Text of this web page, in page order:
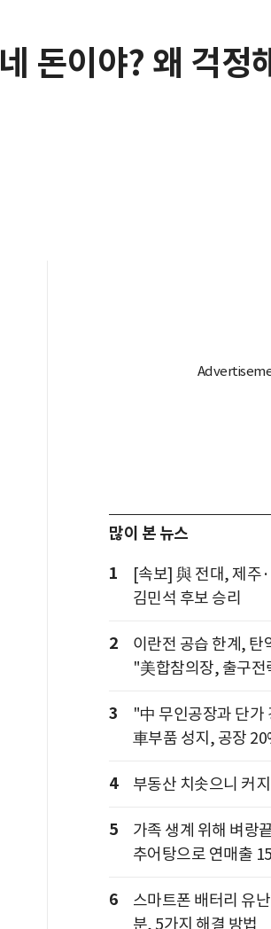
돈이야? 왜 걱정
많이 본 뉴스
1
[속보] 與 전대, 제주
김민석 후보 승리
2
이란전 공습 한계,
"美합참의장, 출구전
3
"中 무인공장과 단
車부품 성지, 공장
4 부동산 치솟으니 커
5
가족 생계 위해 벼랑
추어탕으로 연매출
6
스마트폰 배터리 유
분, 5가지 해결 방법